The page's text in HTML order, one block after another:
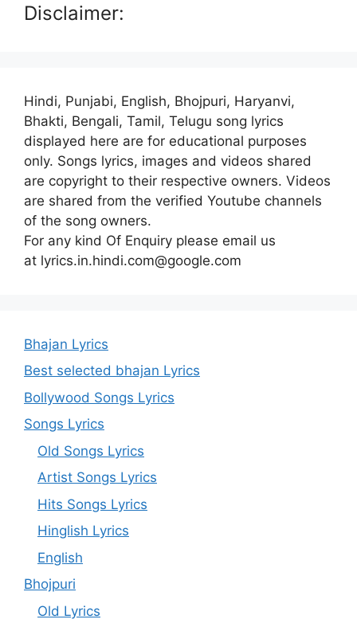
Disclaimer:
Hindi, Punjabi, English, Bhojpuri, Haryanvi,
Bhakti, Bengali, Tamil, Telugu song lyrics
displayed here are for educational purposes
only. Songs lyrics, images and videos shared
are copyright to their respective owners. Videos
are shared from the verified Youtube channels
of the song owners.
For any kind Of Enquiry please email us
at lyrics.in.hindi.com@google.com
Bhajan Lyrics
Best selected bhajan Lyrics
Bollywood Songs Lyrics
Songs Lyrics
Old Songs Lyrics
Artist Songs Lyrics
Hits Songs Lyrics
Hinglish Lyrics
English
Bhojpuri
Old Lyrics